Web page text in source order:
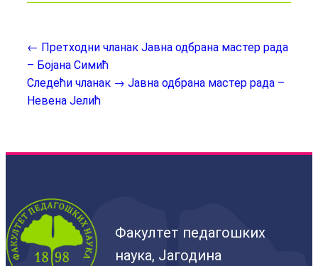
← Претходни чланак Јавна одбрана мастер рада
– Бојана Симић
Следећи чланак → Јавна одбрана мастер рада –
Невена Јелић
Факултет педагошких
наука, Јагодина